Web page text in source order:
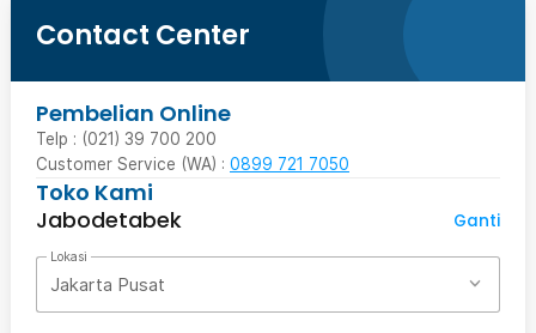
Contact Center
Pembelian Online
Telp : (021) 39 700 200
Customer Service (WA) : 0899 721 7050
Toko Kami
Jabodetabek
Ganti
Lokasi
Jakarta Pusat